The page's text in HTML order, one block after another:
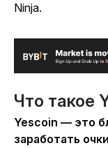
Ninja.
Что такое
Yescoin — это
заработать